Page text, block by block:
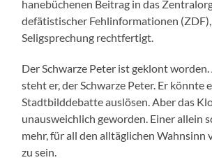
hanebüchenen Beitrag in das
defätistischer Fehlinformationen
Seligsprechung rechtfertigt.
Der Schwarze Peter ist geklont worden.
steht er, der Schwarze Peter. Er könnte
Stadtbilddebatte auslösen. Aber das
unausweichlich geworden. Einer allein
mehr, für all den alltäglichen
zu sein.